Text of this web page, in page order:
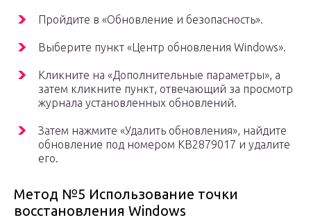
Пройдите в «Обновление и безопасность».
Выберите пункт «Центр обновления Windows».
Кликните на «Дополнительные параметры», а
затем кликните пункт, отвечающий за просмотр
журнала установленных обновлений.
Затем нажмите «Удалить обновления», найдите
обновление под номером KB2879017 и удалите
его.
Метод №5 Использование точки
восстановления Windows